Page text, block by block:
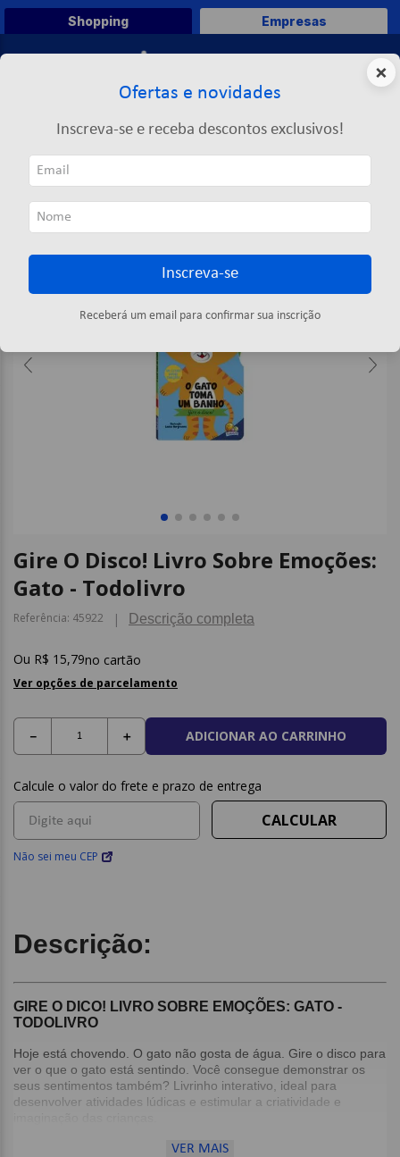
Shopping Empresas
Papelaria Criativa Livros Gire O Disco! Livro Sobre Emoções: Gato - Todolivro
Gire O Disco! Livro Sobre Emoções:
Gato - Todolivro
Referência: 45922 Descrição completa
R$ 15,79no cartão
Ver opções de parcelamento
＋
－ ADICIONAR AO CARRINHO
Não sei meu CEP
Descrição:
GIRE O DICO! LIVRO SOBRE EMOÇÕES: GATO -
TODOLIVRO
Hoje está chovendo. O gato não gosta de água. Gire o disco para
ver o que o gato está sentindo. Você consegue demonstrar os
seus sentimentos também? Livrinho interativo, ideal para
desenvolver atividades lúdicas e estimular a criatividade e
VER MAIS
×
Ofertas e novidades
Inscreva-se e receba descontos exclusivos!
Inscreva-se
Receberá um email para confirmar sua inscrição
TERMOS MAIS BUSCADOS
4º
pasta
7
fita
8º
papel higienico
9 º
post it